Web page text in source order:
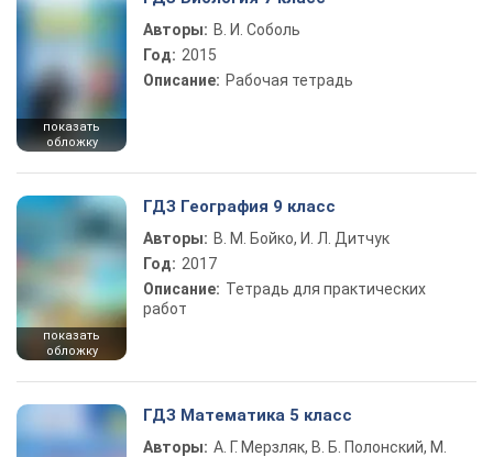
показать
обложку
Авторы: В. И. Соболь
Год: 2015
Описание: Рабочая тетрадь
показать
обложку
ГДЗ География 9 класс
Авторы: В. М. Бойко, И. Л. Дитчук
Год: 2017
Описание: Тетрадь для практических
работ
ГДЗ Математика 5 класс
Авторы: А. Г. Мерзляк, В. Б. Полонский, М.